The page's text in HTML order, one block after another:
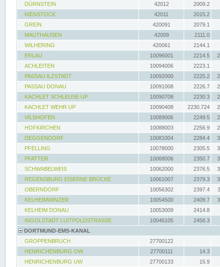
DÜRNSTEIN
42012
2009.2
KIENSTOCK
42011
2015.2
GREIN
420091
2079.1
MAUTHAUSEN
42009
2111.0
WILHERING
420061
2144.1
ERLAU
10096001 2214.5
ACHLEITEN
10094006
2223.1
PASSAU ILZSTADT
10092000 2225.2
PASSAU DONAU
10091008 2226.7
KACHLET SCHLEUSE UP
10090708 2230.3
KACHLET WEHR UP
10090408 2230.724
VILSHOFEN
10089006 2249.5
HOFKIRCHEN
10088003 2256.9
DEGGENDORF
10081004 2284.4
PFELLING
10078000 2305.5
PFATTER
10068006 2350.7
SCHWABELWEIS
10062000 2376.5
REGENSBURG EISERNE BRÜCKE
10061007 2379.3
OBERNDORF
10056302 2397.4
KELHEIMWINZER
10054500 2409.7
KELHEIM DONAU
10053009
2414.8
INGOLSTADT LUITPOLDSTRASSE
10046105
2458.3
DORTMUND-EMS-KANAL
GROPPENBRUCH
27700122
HENRICHENBURG OW
27700111
14.3
HENRICHENBURG UW
27700133
15.9